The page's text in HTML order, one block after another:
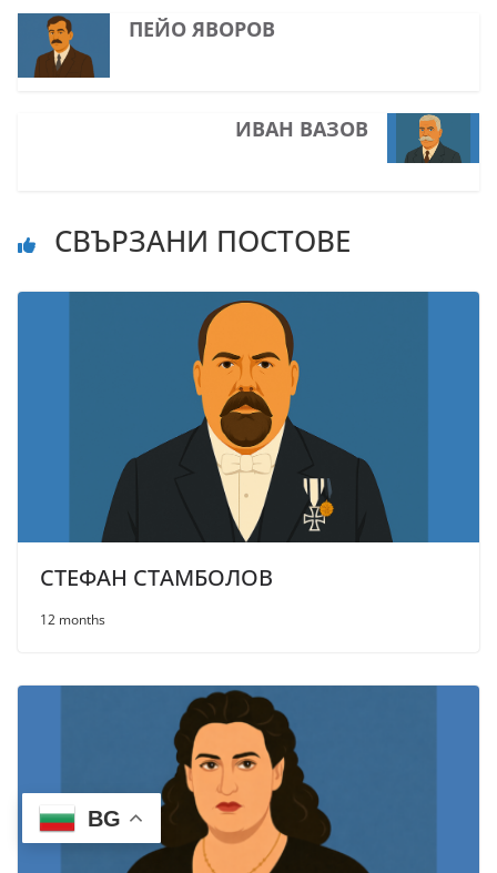
ПЕЙО ЯВОРОВ
ИВАН ВАЗОВ
СВЪРЗАНИ ПОСТОВЕ
СТЕФАН СТАМБОЛОВ
12 months
BG